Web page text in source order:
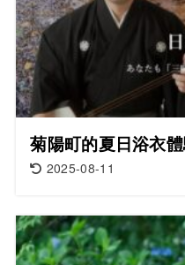
菊陽町的夏日浴衣
2025-08-11